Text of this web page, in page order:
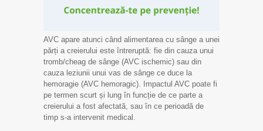
AVC apare atunci când alimentarea cu sânge a unei
părți a creierului este întreruptă: fie din cauza unui
tromb/cheag de sânge (AVC ischemic) sau din
cauza leziunii unui vas de sânge ce duce la
hemoragie (AVC hemoragic). Impactul AVC poate fi
pe termen scurt și lung în funcție de ce parte a
creierului a fost afectată, sau în ce perioadă de
timp s-a intervenit medical.